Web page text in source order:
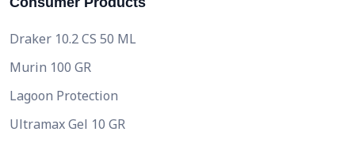
Draker 10.2 CS 50 ML
Murin 100 GR
Lagoon Protection
Ultramax Gel 10 GR